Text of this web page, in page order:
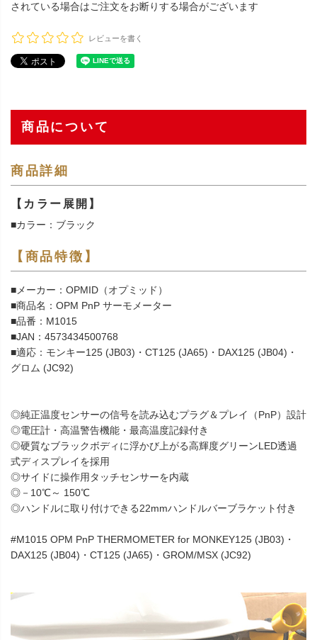
されている場合はご注文をお断りする場合がございます
レビューを書く
商品について
商品詳細
【カラー展開】
■カラー：ブラック
【商品特徴】
■メーカー：OPMID（オプミッド）
■商品名：OPM PnP サーモメーター
■品番：M1015
■JAN：4573434500768
■適応：モンキー125 (JB03)・CT125 (JA65)・DAX125 (JB04)・
グロム (JC92)
◎純正温度センサーの信号を読み込むプラグ＆プレイ（PnP）設計
◎電圧計・高温警告機能・最高温度記録付き
◎硬質なブラックボディに浮かび上がる高輝度グリーンLED透過
式ディスプレイを採用
◎サイドに操作用タッチセンサーを内蔵
◎－10℃～ 150℃
◎ハンドルに取り付けできる22mmハンドルバーブラケット付き
#M1015 OPM PnP THERMOMETER for MONKEY125 (JB03)・
DAX125 (JB04)・CT125 (JA65)・GROM/MSX (JC92)